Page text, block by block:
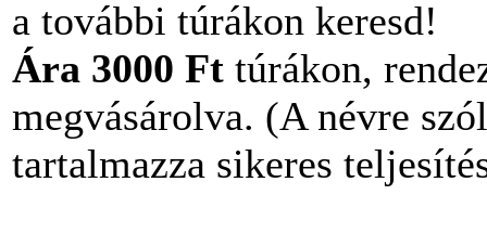
a további túrákon keresd!
Ára 3000 Ft túrákon,
megvásárolva. (A névre
tartalmazza sikeres